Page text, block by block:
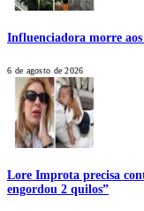
Influenciadora morre
6 de agosto de 2026
Lore Improta precisa
engordou 2 quilos”